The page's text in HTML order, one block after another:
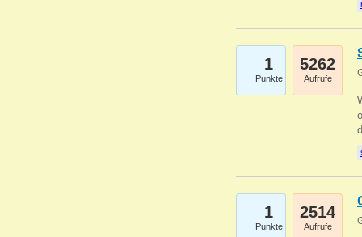
1
Punkte
5262
Aufrufe
1
Punkte
2514
Aufrufe